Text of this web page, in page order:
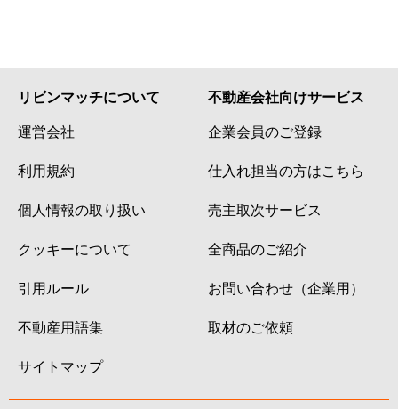
碑文谷
2,200万円 都立大学
徒歩8
碑文谷
都立大学
碑文谷
都立大学
徒歩8
碑文谷
6,900万円 都立大学
碑文谷
10,000万円 都立大学
リビンマッチについて
運営会社
利用規約
個人情報の取り扱い
クッキーについて
引用ルール
不動産用語集
サイトマップ
不動産会社向けサービス
企業会員のご登録
仕入れ担当の方はこちら
売主取次サービス
全商品のご紹介
お問い合わせ（企業用）
取材のご依頼